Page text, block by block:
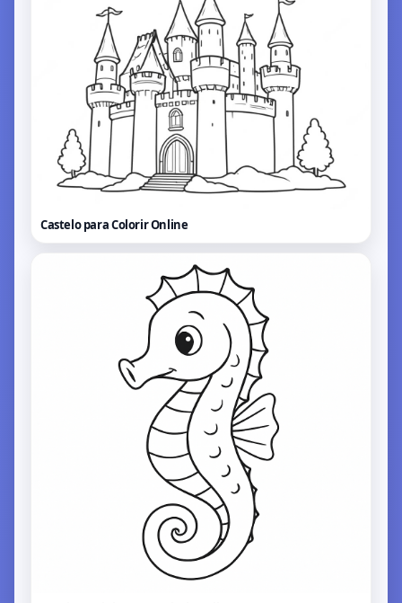
Castelo para ColorirOnline